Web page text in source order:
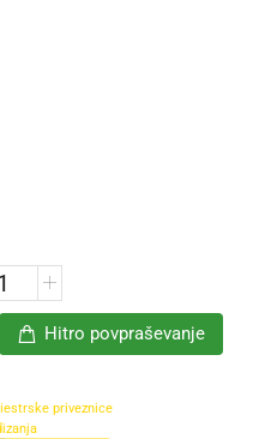
Hitro povpraševanje
priveznice